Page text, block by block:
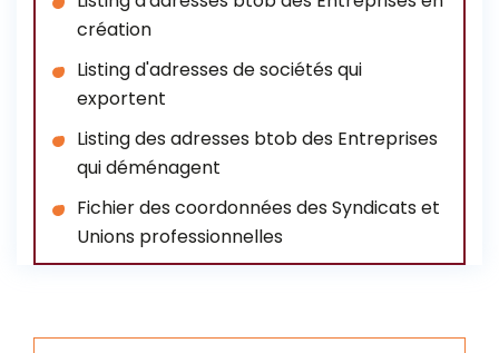
création
Listing d'adresses de sociétés qui
exportent
Listing des adresses btob des Entreprises
qui déménagent
Fichier des coordonnées des Syndicats et
Unions professionnelles